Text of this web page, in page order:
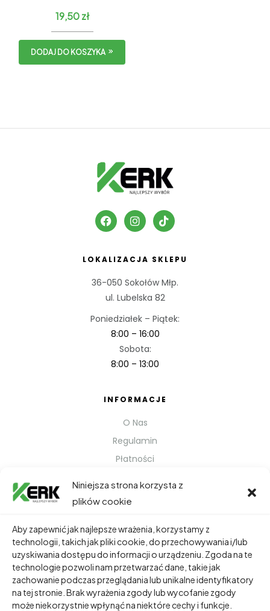
Niniejsza strona korzysta z
plików cookie
Aby zapewnić jak najlepsze wrażenia, korzystamy z
technologii, takich jak pliki cookie, do przechowywania i/lub
uzyskiwania dostępu do informacji o urządzeniu. Zgoda na te
technologie pozwoli nam przetwarzać dane, takie jak
zachowanie podczas przeglądania lub unikalne identyfikatory
na tej stronie. Brak wyrażenia zgody lub wycofanie zgody
może niekorzystnie wpłynąć na niektóre cechy i funkcje.
19,50zł
DODAJ DO KOSZYKA
LOKALIZACJA SKLEPU
36-050 Sokołów Młp.
ul. Lubelska 82
Poniedziałek – Piątek:
8:00 – 16:00
Sobota:
8:00 – 13:00
INFORMACJE
O Nas
Regulamin
Płatności
TWOJE KONTO
Dane Osobowe
Zamówienia
Adresy